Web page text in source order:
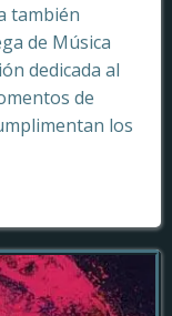
también
de Música
dedicada al
de
los